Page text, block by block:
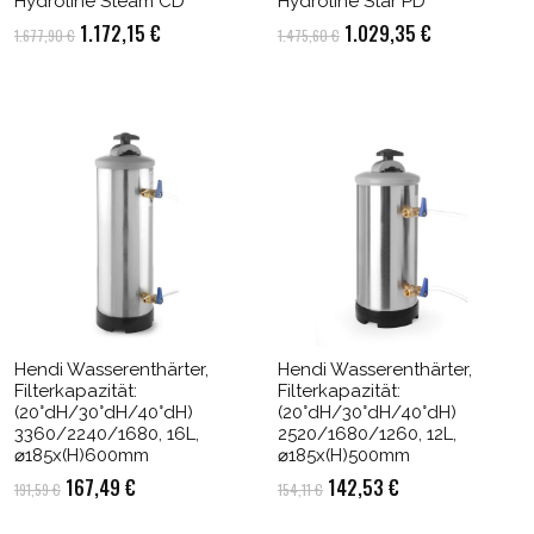
1.677,90€ Ursprünglicher
1.677,90 €
1.172,15 €Aktueller
1.475,60€ Ursprünglicher
1.029,35 €Aktueller
Hendi Wasserenthärter,
Filterkapazität:
(20°dH/30°dH/40°dH)
3360/2240/1680, 16L,
⌀185x(H)600mm
191,59€ Ursprünglicher
167,49 €Aktueller
Hendi Wasserenthärter,
Filterkapazität:
(20°dH/30°dH/40°dH)
2520/1680/1260, 12L,
⌀185x(H)500mm
154,11€ Ursprünglicher
142,53 €Aktueller